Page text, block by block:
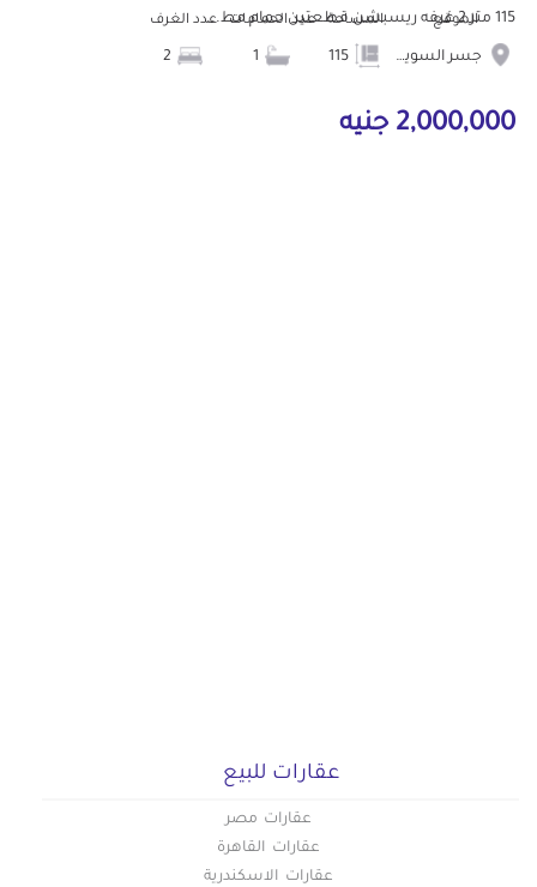
115 متر 2 غرفه ريسبشن قطعتين حمام مط... الموقع
جسر السويس
المساحة عدد الحمامات عدد الغرف
2,000,000 جنيه
عقارات للبيع
عقارات مصر
عقارات القاهرة
عقارات الاسكندرية